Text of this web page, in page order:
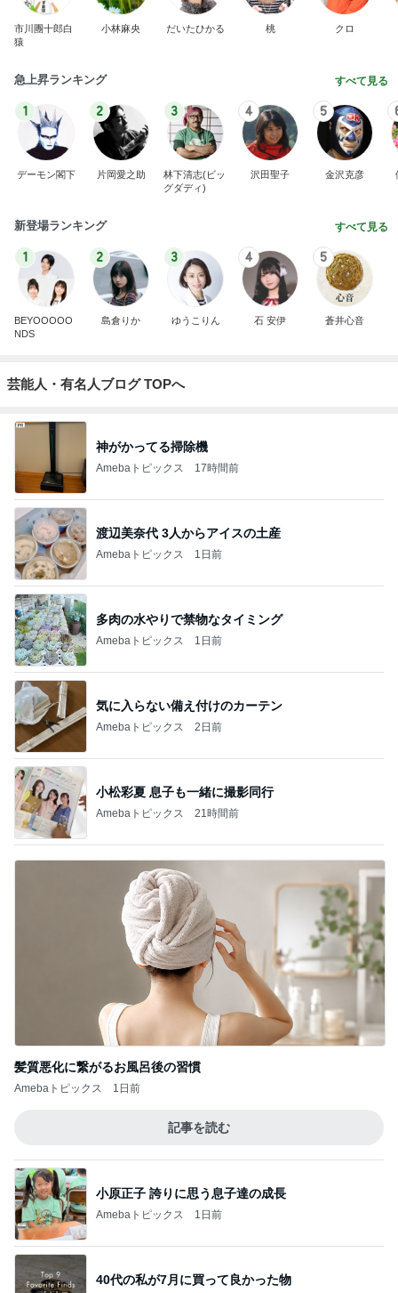
市川團十郎白
猿
小林麻央 だいたひかる 桃 クロ
急上昇ランキング すべて見る
1
デーモン閣下
2
片岡愛之助
3
林下清志(ビッ
グダディ)
4
沢田聖子
5
金沢克彦
新登場ランキング すべて見る
1
BEYOOOOO
NDS
2
島倉りか
3
ゆうこりん
4
石 安伊
5
蒼井心音
芸能人・有名人ブログ TOPへ
神がかってる掃除機
Amebaトピックス 17時間前
渡辺美奈代 3人からアイスの土産
Amebaトピックス 1日前
多肉の水やりで禁物なタイミング
Amebaトピックス 1日前
気に入らない備え付けのカーテン
Amebaトピックス 2日前
小松彩夏 息子も一緒に撮影同行
Amebaトピックス 21時間前
髪質悪化に繋がるお風呂後の習慣
Amebaトピックス 1日前
記事を読む
小原正子 誇りに思う息子達の成長
Amebaトピックス 1日前
40代の私が7月に買って良かった物